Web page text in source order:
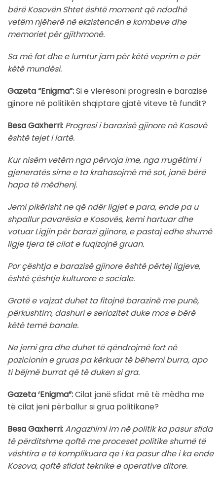
bërë Kosovën Shtet është moment që ndodhë
vetëm njëherë në ekzistencën e kombeve dhe
memoriet për gjithmonë.
Sa më fat dhe e lumtur jam për këtë veprim e për
këtë mundësi.
Gazeta “Enigma”:Si e vlerësoni progresin e barazisë
gjinore në politikën shqiptare gjatë viteve të fundit?
Besa Gaxherri: Progresi i barazisë gjinore në Kosovë
është tejet i lartë.
Kur nisëm vetëm nga përvoja ime, nga rrugëtimi i
gjeneratës sime e ta krahasojmë më sot, janë bërë
hapa të mëdhenj.
Jemi pikërisht ne që ndër ligjet e para, ende pa u
shpallur pavarësia e Kosovës, kemi hartuar dhe
votuar Ligjin për barazi gjinore, e pastaj edhe shumë
ligje tjera të cilat e fuqizojnë gruan.
Por çështja e barazisë gjinore është përtej ligjeve,
është çështje kulturore e sociale.
Gratë e vajzat duhet ta fitojnë barazinë me punë,
përkushtim, dashuri e seriozitet duke mos e bërë
këtë temë banale.
Ne jemi gra dhe duhet të qëndrojmë fort në
pozicionin e gruas pa kërkuar të bëhemi burra, apo
ti bëjmë burrat që të duken si gra.
Gazeta ‘Enigma”:Cilat janë sfidat më të mëdha me
të cilat jeni përballur si grua politikane?
Besa Gaxherri:Angazhimi im në politik ka pasur sfida
të përditshme qoftë me proceset politike shumë të
vështira e të komplikuara qe i ka pasur dhe i ka ende
Kosova, qoftë sfidat teknike e operative ditore.